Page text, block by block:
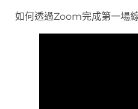
如何透過Zoom完成第一場